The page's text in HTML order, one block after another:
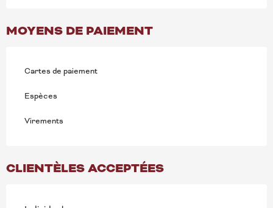
MOYENS DE PAIEMENT
Cartes de paiement
Espèces
Virements
CLIENTÈLES ACCEPTÉES